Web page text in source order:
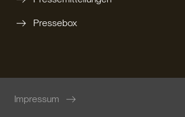
Pressebox
Impressum